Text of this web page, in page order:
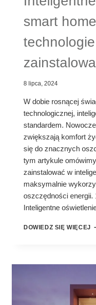
smart
8 lipca, 2024
W dobie rosnącej
technologicznej,
standardem.
zwiększają komfort
się do znacznych
tym artykule
zainstalować w
maksymalnie
oszczędności energii.
Inteligentne
DOWIEDZ SIĘ WIĘCEJ